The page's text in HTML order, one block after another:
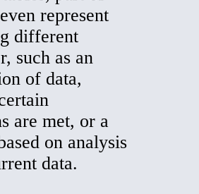
represent
different
such as an
of data,
are met, or a
on analysis
data.